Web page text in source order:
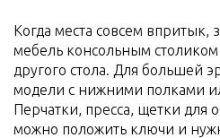
Когда места совсем впритык,
мебель консольным
другого стола. Для большей
модели с нижними полками
Перчатки, пресса, щетки для
можно положить ключи и